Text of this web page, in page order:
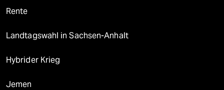
Rente
Landtagswahl in Sachsen-Anhalt
Hybrider Krieg
Jemen